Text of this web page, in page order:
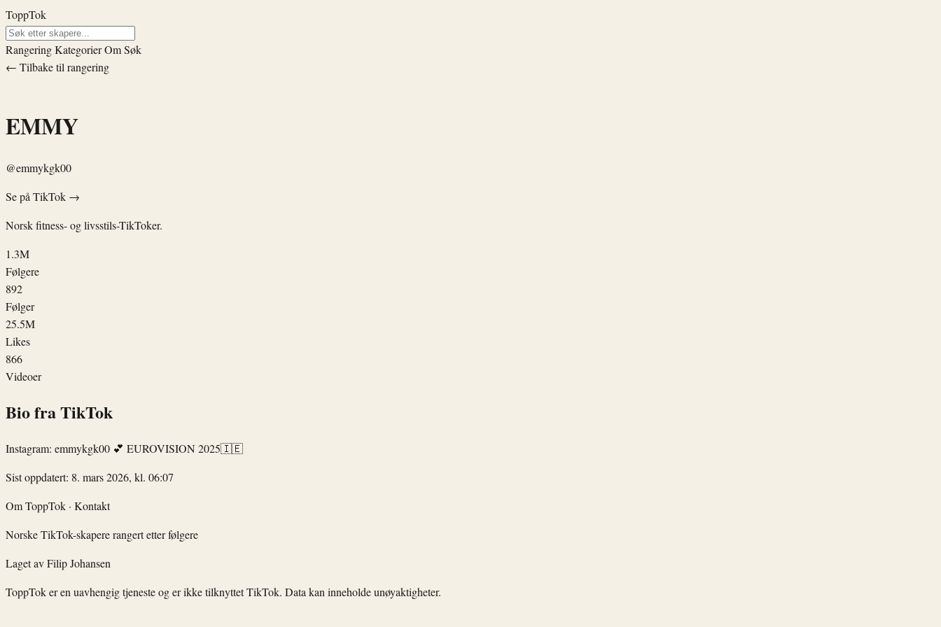
ToppTok
RangeringKategorierOmSøk
← Tilbake til rangering
EMMY
@emmykgk00
Se på TikTok →
Norsk fitness- og livsstils-TikToker.
1.3M
Følgere
892
Følger
25.5M
Likes
866
Videoer
Bio fra TikTok
Instagram: emmykgk00 💕 EUROVISION 2025🇮🇪
Sist oppdatert: 8. mars 2026, kl. 06:07
Om ToppTok · Kontakt
Norske TikTok-skapere rangert etter følgere
Laget avFilip Johansen
ToppTok er en uavhengig tjeneste og er ikke tilknyttet TikTok. Data kan inneholde unøyaktigheter.